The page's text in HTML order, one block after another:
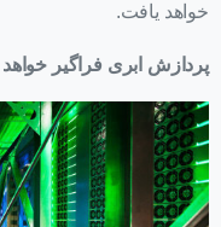
خواهد یافت.
پردازش ابری فراگیر